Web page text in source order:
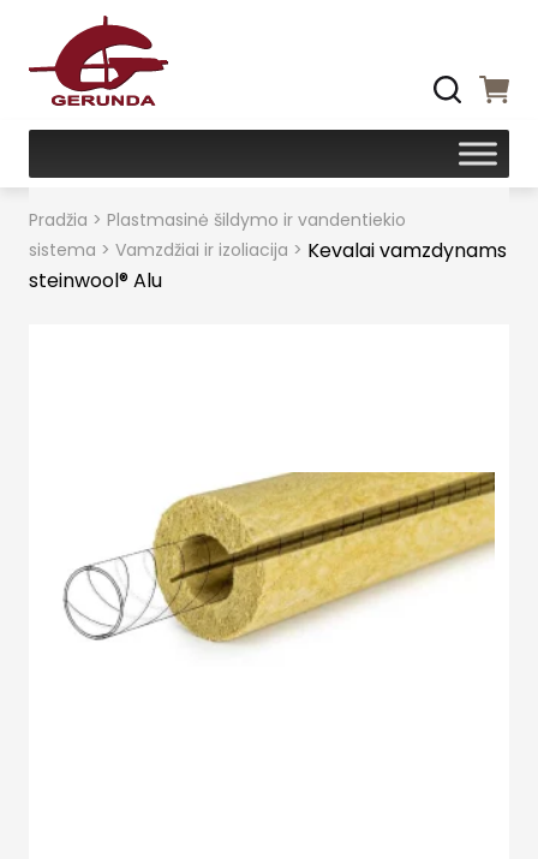
Pradžia > Plastmasinė šildymo ir vandentiekio
sistema > Vamzdžiai ir izoliacija > Kevalai vamzdynams
steinwool® Alu